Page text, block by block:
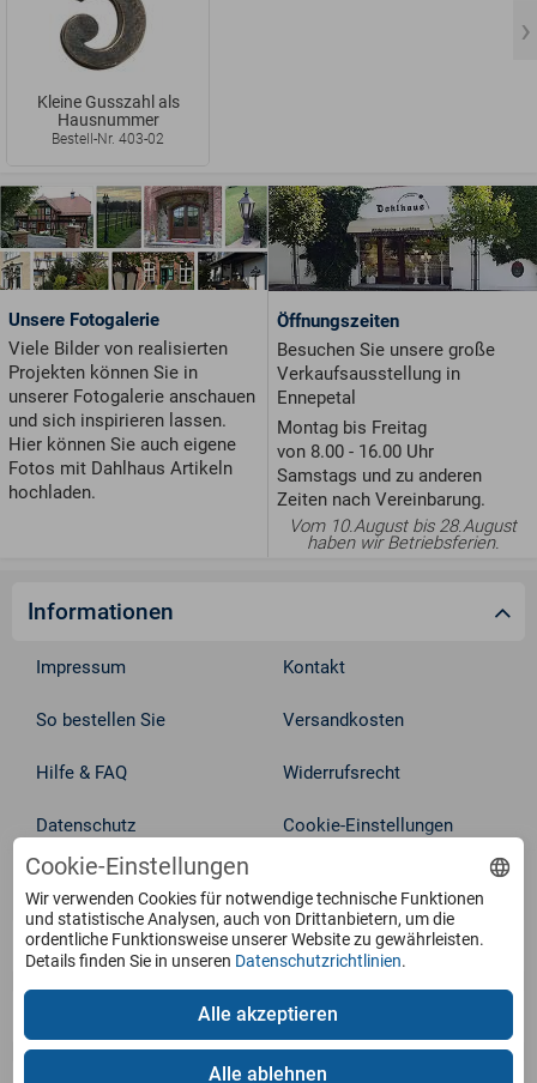
Kleine Gusszahl als
Hausnummer
Bestell-Nr. 403-02
Unsere Fotogalerie
Viele Bilder von realisierten
Projekten können Sie in
unserer Fotogalerie anschauen
und sich inspirieren lassen.
Hier können Sie auch eigene
Fotos mit Dahlhaus Artikeln
hochladen.
Öffnungszeiten
Besuchen Sie unsere große
Verkaufsausstellung in
Ennepetal
Montag bis Freitag
von 8.00 - 16.00 Uhr
Samstags und zu anderen
Zeiten nach Vereinbarung.
Vom 10.August bis 28.August
haben wir Betriebsferien.
Informationen
Impressum Kontakt
So bestellen Sie Versandkosten
Hilfe & FAQ Widerrufsrecht
Datenschutz Cookie-Einstellungen
AGB
Service
Cookie-Einstellungen
Wir verwenden Cookies für notwendige technische Funktionen
und statistische Analysen, auch von Drittanbietern, um die
ordentliche Funktionsweise unserer Website zu gewährleisten.
Details finden Sie in unseren Datenschutzrichtlinien.
Alle ablehnen
Alle akzeptieren